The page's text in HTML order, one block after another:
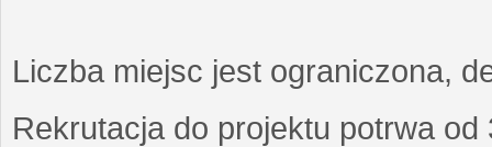
Liczba miejsc jest ograniczona,
Rekrutacja do projektu potrwa